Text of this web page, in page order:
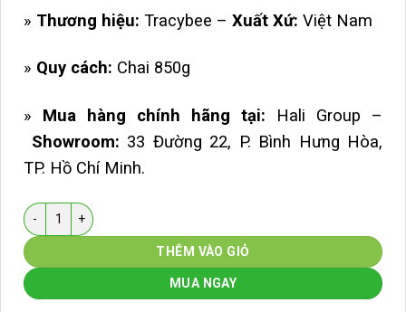
» Thương hiệu: Tracybee – Xuất Xứ: Việt Nam
» Quy cách: Chai 850g
» Mua hàng chính hãng tại: Hali Group –
Showroom: 33 Đường 22, P. Bình Hưng Hòa,
TP. Hồ Chí Minh.
Số lượng
THÊM VÀO GIỎ
MUA NGAY